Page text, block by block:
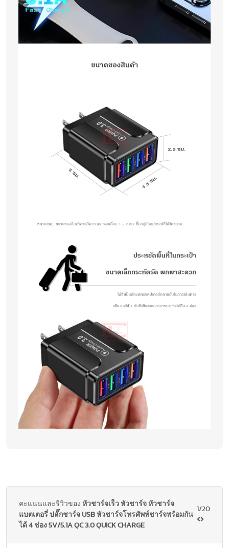
คะแนนและรีวิวของ หัวชาร์จเร็ว หัวชาร์จ หัวชาร์จ
แบตเตอรี่ ปลั๊กชาร์จ USB หัวชาร์จโทรศัพท์ชาร์จพร้อมกัน
ได้ 4 ช่อง 5V/5.1A QC 3.0 QUICK CHARGE
1/20